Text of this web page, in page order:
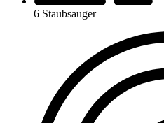
6 Staubsauger